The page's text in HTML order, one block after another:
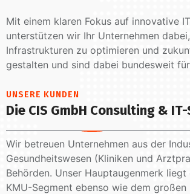
Mit einem klaren Fokus auf innovative
unterstützen wir Ihr Unternehmen
Infrastrukturen zu optimieren und
gestalten und sind dabei bundesweit
UNSERE KUNDEN
Die CIS GmbH Consulting &
Wir betreuen Unternehmen aus der
Gesundheitswesen (Kliniken und
Behörden. Unser Hauptaugenmerk
KMU-Segment ebenso wie dem